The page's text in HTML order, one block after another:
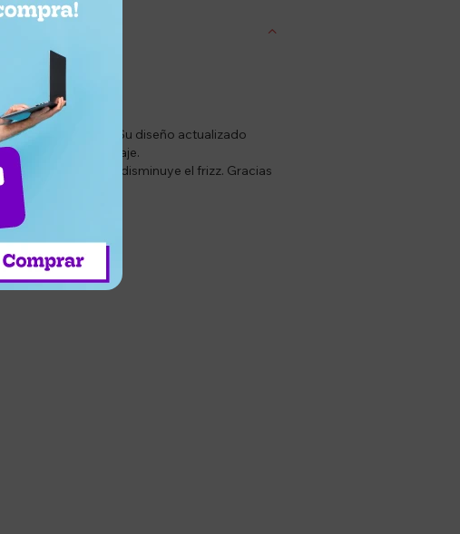
en menos tiempo. Su diseño actualizado
o para llevar de viaje.
aporta brillo y disminuye el frizz. Gracias
y definición.